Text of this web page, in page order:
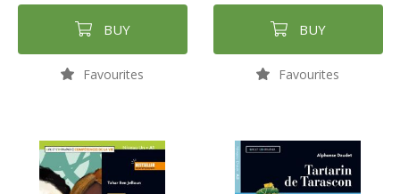
BUY
Favourites
BUY
Favourites